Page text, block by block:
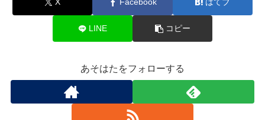
X Facebook はてブ
LINE コピー
あそはたをフォローする